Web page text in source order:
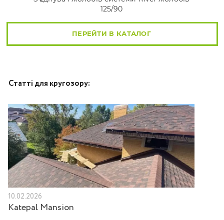
125/90
ПЕРЕЙТИ В КАТАЛОГ
Статті для кругозору:
10.02.2026
Katepal Mansion